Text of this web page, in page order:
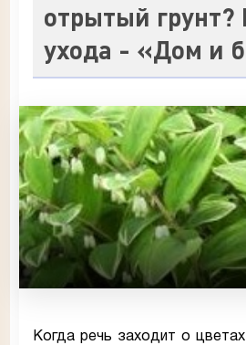
отрытый грунт?
ухода - «Дом и
Когда речь заходит о